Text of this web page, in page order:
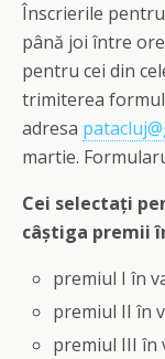
Înscrierile pentru
până joi între
pentru cei din
trimiterea
adresa
martie.
Cei selectați
câștiga premii
premiul I în
premiul II în
premiul III în